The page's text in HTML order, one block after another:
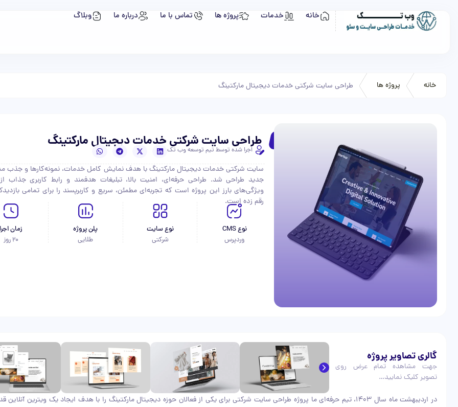
خانه خدمات پروژه ها تماس با ما درباره ما وبلاگ
خانه پروژه ها طراحی سایت شرکتی خدمات دیجیتال مارکتینگ
طراحی سایت شرکتی خدمات دیجیتال مارکتینگ
اجرا شده توسط تیم توسعه وب تک
سایت شرکتی خدمات دیجیتال مارکتینگ با هدف نمایش کامل خدمات، نمونه‌کارها و جذب
جدید طراحی شد. طراحی حرفه‌ای، امنیت بالا، تبلیغات هدفمند و رابط کاربری جذاب
ویژگی‌های بارز این پروژه است که تجربه‌ای مطمئن، سریع و کاربرپسند را برای تمامی
رقم زده است.
نوع CMS
وردپرس
نوع سایت
شرکتی
پلن پروژه
طلایی
زمان اجرا
20 روز
گالری تصاویر پروژه
جهت مشاهده تمام عرض روی
تصویر کلیک نمایید…
در اردیبهشت ماه سال ۱۴۰۳، تیم حرفه‌ای ما پروژه طراحی سایت شرکتی برای یکی از فعالان حوزه دیجیتال مارکتینگ را با هدف ایجاد یک ویترین آنلاین